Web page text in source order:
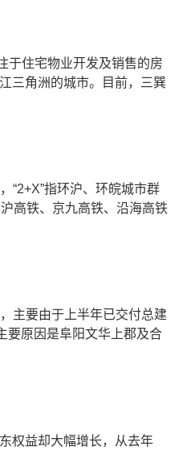
于住宅物业开发及销售的房
三角洲的城市。目前，三巽
“2+X”指环沪、环皖城市群
高铁、京九高铁、沿海高铁
主要由于上半年已交付总建
要原因是阜阳文华上郡及合
权益却大幅增长，从去年